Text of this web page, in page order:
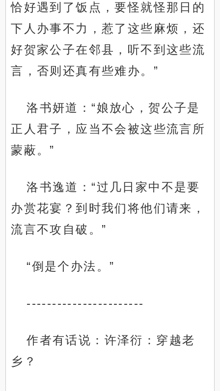
恰好遇到了饭点，要怪就怪那日的
下人办事不力，惹了这些麻烦，还
好贺家公子在邻县，听不到这些流
言，否则还真有些难办。”
洛书妍道：“娘放心，贺公子是
正人君子，应当不会被这些流言所
蒙蔽。”
洛书逸道：“过几日家中不是要
办赏花宴？到时我们将他们请来，
流言不攻自破。”
“倒是个办法。”
-----------------------
作者有话说：许泽衍：穿越老
乡？